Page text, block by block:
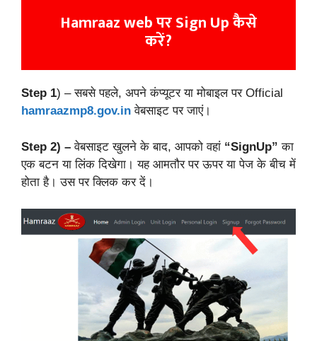
Hamraaz web पर Sign Up कैसे
करें?
Step 1) – सबसे पहले, अपने कंप्यूटर या मोबाइल पर Official
hamraazmp8.gov.in वेबसाइट पर जाएं।
Step 2) – वेबसाइट खुलने के बाद, आपको वहां “SignUp” का
एक बटन या लिंक दिखेगा। यह आमतौर पर ऊपर या पेज के बीच में
होता है। उस पर क्लिक कर दें।